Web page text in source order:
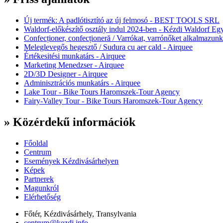
Új termék: A padlótisztító az új felmosó - BEST TOOLS SRL
Waldorf-előkészítő osztály indul 2024-ben - Kézdi Waldorf
Confecționer, confecționeră / Varrókat, varrónőket
Meleglevegős hegesztő / Sudura cu aer cald - Airquee
Értékesitési munkatárs - Airquee
Marketing Menedzser - Airquee
2D/3D Designer - Airquee
Adminisztrációs munkatárs - Airquee
Lake Tour - Bike Tours Haromszek-Tour Agency
Fairy-Valley Tour - Bike Tours Haromszek-Tour Agency
» Közérdekű információk
Főoldal
Centrum
Események Kézdivásárhelyen
Képek
Partnerek
Magunkról
Elérhetőség
Főtér, Kézdivásárhely, Transylvania